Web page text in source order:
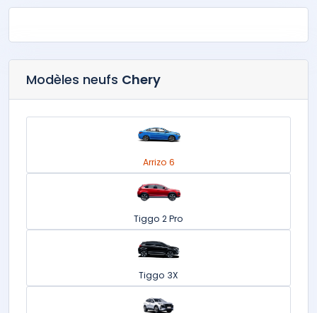
Modèles neufs Chery
Arrizo 6
Tiggo 2 Pro
Tiggo 3X